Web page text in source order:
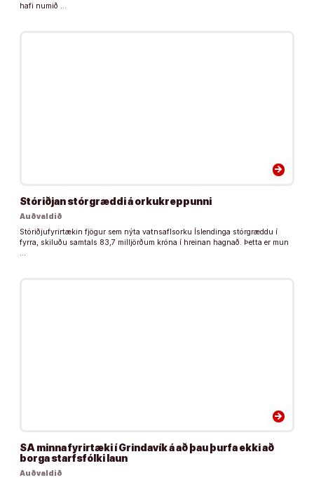
hafi numið …
arrow_forward
Stóriðjan stórgræddi á orkukreppunni
Auðvaldið
Stóriðjufyrirtækin fjögur sem nýta vatnsaflsorku Íslendinga stórgræddu í
fyrra, skiluðu samtals 83,7 milljörðum króna í hreinan hagnað. Þetta er mun
arrow_forward
SA minna fyrirtæki í Grindavík á að þau þurfa ekki að
borga starfsfólki laun
Auðvaldið